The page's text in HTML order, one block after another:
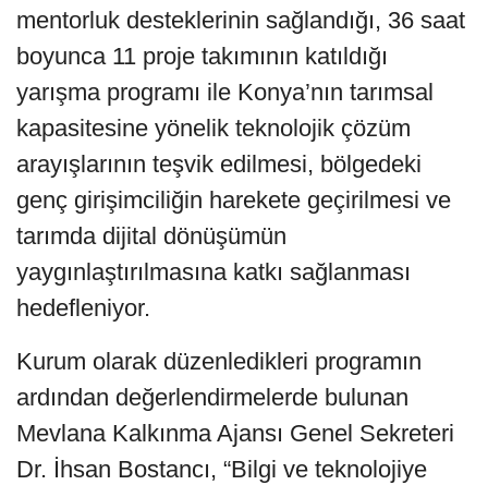
mentorluk desteklerinin sağlandığı, 36 saat
boyunca 11 proje takımının katıldığı
yarışma programı ile Konya’nın tarımsal
kapasitesine yönelik teknolojik çözüm
arayışlarının teşvik edilmesi, bölgedeki
genç girişimciliğin harekete geçirilmesi ve
tarımda dijital dönüşümün
yaygınlaştırılmasına katkı sağlanması
hedefleniyor.
Kurum olarak düzenledikleri programın
ardından değerlendirmelerde bulunan
Mevlana Kalkınma Ajansı Genel Sekreteri
Dr. İhsan Bostancı, “Bilgi ve teknolojiye